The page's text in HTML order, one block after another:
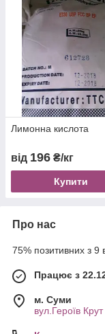
Лимонна кислота
від 196 ₴/кг
Купити
Про нас
75% позитивних з 9
Працює з
м. Суми
вул.Героїв